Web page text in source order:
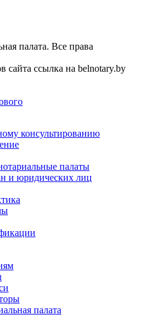
палата. Все права
сайта ссылка на belnotary.by
консультированию
палаты
и юридических лиц
палата